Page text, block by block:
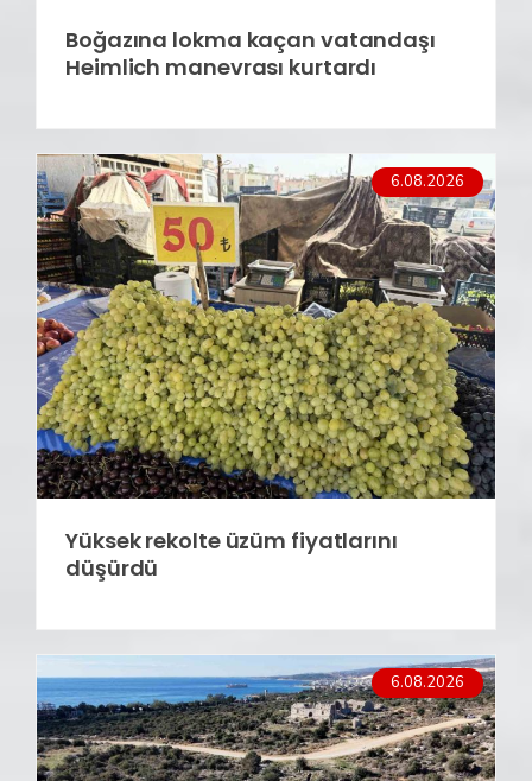
Boğazına lokma kaçan vatandaşı
Heimlich manevrası kurtardı
6.08.2026
Yüksek rekolte üzüm fiyatlarını
düşürdü
6.08.2026